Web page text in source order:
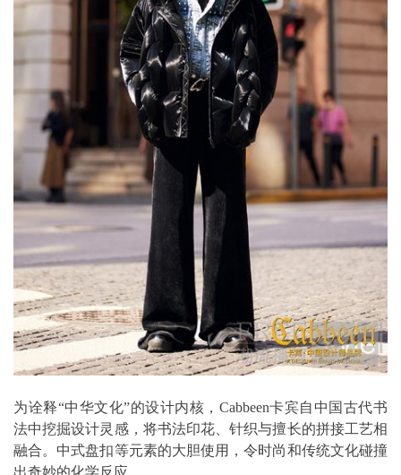
为诠释“中华文化”的设计内核，Cabbeen卡宾自中国古代书
法中挖掘设计灵感，将书法印花、针织与擅长的拼接工艺相
融合。中式盘扣等元素的大胆使用，令时尚和传统文化碰撞
出奇妙的化学反应。